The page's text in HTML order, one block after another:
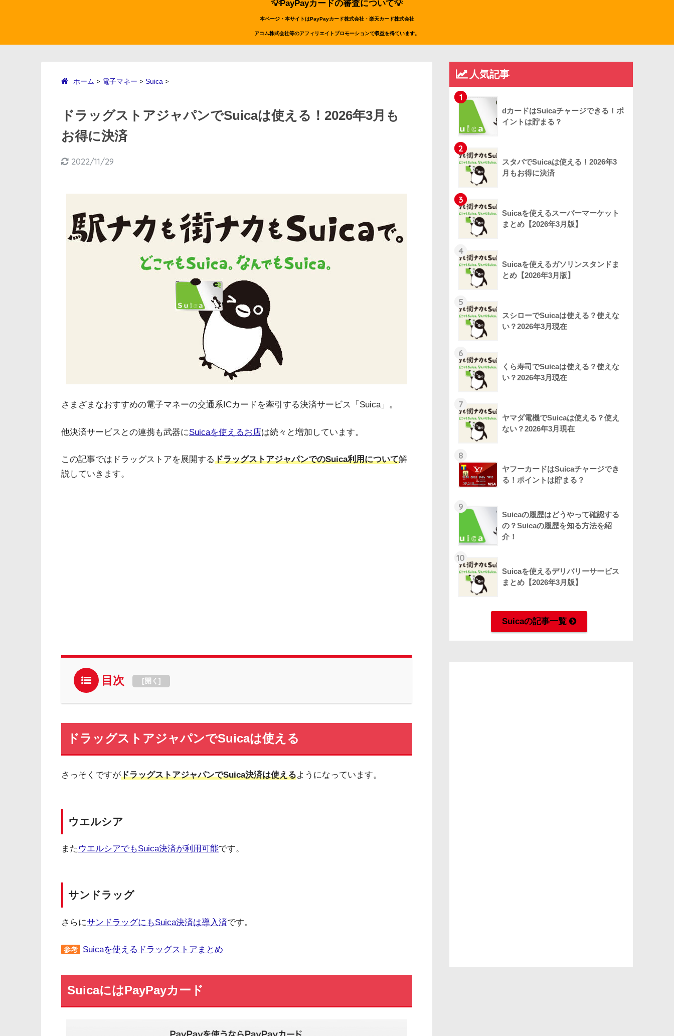
💡PayPayカードの審査について💡
本ページ・本サイトはPayPayカード株式会社・楽天カード株式会社
アコム株式会社等のアフィリエイトプロモーションで収益を得ています。
ホーム > 電子マネー > Suica >
ドラッグストアジャパンでSuicaは使える！2026年3月も
お得に決済
2022/11/29
さまざまなおすすめの電子マネーの交通系ICカードを牽引する決済サービス「Suica」。
他決済サービスとの連携も武器にSuicaを使えるお店は続々と増加しています。
この記事ではドラッグストアを展開するドラッグストアジャパンでのSuica利用について解
説していきます。
目次 [開く ]
ドラッグストアジャパンでSuicaは使える
さっそくですがドラッグストアジャパンでSuica決済は使えるようになっています。
ウエルシア
また ウエルシアでもSuica決済が利用可能です。
サンドラッグ
さらにサンドラッグにもSuica決済は導入済です。
参考 Suicaを使えるドラッグストアまとめ
SuicaにはPayPayカード
人気記事
1
dカードはSuicaチャージできる！ポ
イントは貯まる？
2
スタバでSuicaは使える！2026年3
月もお得に決済
3
Suicaを使えるスーパーマーケット
まとめ【2026年3月版】
4
Suicaを使えるガソリンスタンドま
とめ【2026年3月版】
5
スシローでSuicaは使える？使えな
い？2026年3月現在
6
くら寿司でSuicaは使える？使えな
い？2026年3月現在
7
ヤマダ電機でSuicaは使える？使え
ない？2026年3月現在
8
ヤフーカードはSuicaチャージでき
る！ポイントは貯まる？
9
Suicaの履歴はどうやって確認する
の？Suicaの履歴を知る方法を紹
介！
10
Suicaを使えるデリバリーサービス
まとめ【2026年3月版】
Suicaの記事一覧